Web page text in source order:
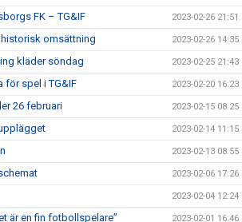
FK – TG&IF 2023-02-26 21:51
omsättning 2023-02-26 14:35
kläder söndag 2023-02-25 21:43
för spel i TG&IF 2023-02-20 16:23
26 februari 2023-02-15 08:25
2023-02-14 11:15
2023-02-13 08:55
2023-02-06 17:26
2023-02-04 12:24
är en fin fotbollspelare” 2023-02-01 16:46